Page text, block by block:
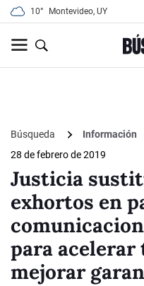
10° Montevideo, UY
Búsqueda
Información
28 de febrero de 2019
Justicia
exhortos en
para
mejorar